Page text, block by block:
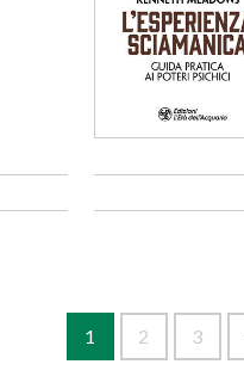
1 2 3